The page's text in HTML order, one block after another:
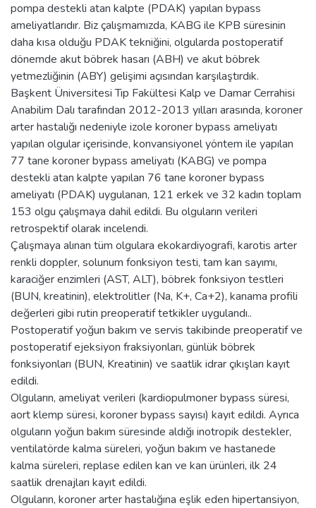
pompa destekli atan kalpte (PDAK) yapılan bypass
ameliyatlarıdır. Biz çalışmamızda, KABG ile KPB süresinin
daha kısa olduğu PDAK tekniğini, olgularda postoperatif
dönemde akut böbrek hasarı (ABH) ve akut böbrek
yetmezliğinin (ABY) gelişimi açısından karşılaştırdık.
Başkent Üniversitesi Tıp Fakültesi Kalp ve Damar Cerrahisi
Anabilim Dalı tarafından 2012-2013 yılları arasında, koroner
arter hastalığı nedeniyle izole koroner bypass ameliyatı
yapılan olgular içerisinde, konvansiyonel yöntem ile yapılan
77 tane koroner bypass ameliyatı (KABG) ve pompa
destekli atan kalpte yapılan 76 tane koroner bypass
ameliyatı (PDAK) uygulanan, 121 erkek ve 32 kadın toplam
153 olgu çalışmaya dahil edildi. Bu olguların verileri
retrospektif olarak incelendi.
Çalışmaya alınan tüm olgulara ekokardiyografi, karotis arter
renkli doppler, solunum fonksiyon testi, tam kan sayımı,
karaciğer enzimleri (AST, ALT), böbrek fonksiyon testleri
(BUN, kreatinin), elektrolitler (Na, K+, Ca+2), kanama profili
değerleri gibi rutin preoperatif tetkikler uygulandı..
Postoperatif yoğun bakım ve servis takibinde preoperatif ve
postoperatif ejeksiyon fraksiyonları, günlük böbrek
fonksiyonları (BUN, Kreatinin) ve saatlik idrar çıkışları kayıt
edildi.
Olguların, ameliyat verileri (kardiopulmoner bypass süresi,
aort klemp süresi, koroner bypass sayısı) kayıt edildi. Ayrıca
olguların yoğun bakım süresinde aldığı inotropik destekler,
ventilatörde kalma süreleri, yoğun bakım ve hastanede
kalma süreleri, replase edilen kan ve kan ürünleri, ilk 24
saatlik drenajları kayıt edildi.
Olguların, koroner arter hastalığına eşlik eden hipertansiyon,